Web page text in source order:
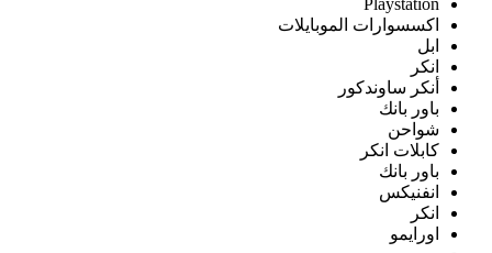
Playstation
اكسسوارات الموبايلات
ابل
انكر
أنكر ساوندكور
باور بانك
شواحن
كابلات انكر
باور بانك
انفنيكس
انكر
اورايمو